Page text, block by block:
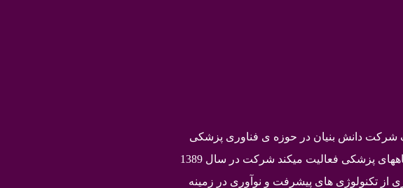
دانش بنیان در حوزه ی فناوری پزشکی
است که در زمینه تولید و توسعه دستگاههای پزشکی فعالیت میکند شرکت در سال 1389
از تکنولوژی های پیشرفت و نوآوری در زمینه